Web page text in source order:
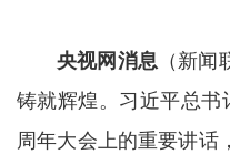
央视网消息 （新
铸就辉煌。习近平总
周年大会上的重要讲话